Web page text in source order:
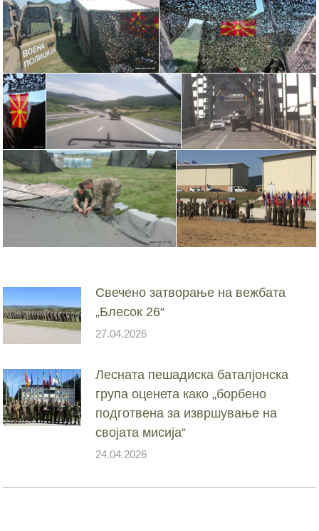
Свечено затворање на вежбата
„Блесок 26“
27.04.2026
Лесната пешадиска баталјонска
група оценета како „борбено
подготвена за извршување на
својата мисија“
24.04.2026